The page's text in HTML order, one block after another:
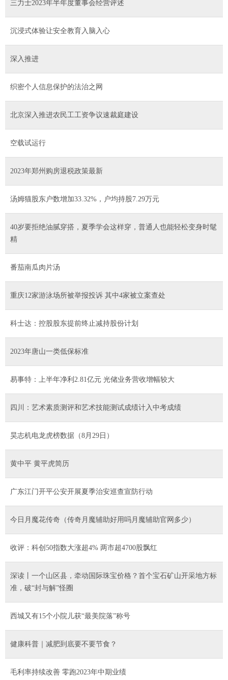
三力士2023年半年度董事会经营评述
沉浸式体验让安全教育入脑入心
深入推进
织密个人信息保护的法治之网
北京深入推进农民工工资争议速裁庭建设
空载试运行
2023年郑州购房退税政策最新
汤姆猫股东户数增加33.32%，户均持股7.29万元
40岁要拒绝油腻穿搭，夏季学会这样穿，普通人也能轻松变身时髦
精
番茄南瓜肉片汤
重庆12家游泳场所被举报投诉 其中4家被立案查处
科士达：控股股东提前终止减持股份计划
2023年唐山一类低保标准
易事特：上半年净利2.81亿元 光储业务营收增幅较大
四川：艺术素质测评和艺术技能测试成绩计入中考成绩
昊志机电龙虎榜数据（8月29日）
黄中平 黄平虎简历
广东江门开平公安开展夏季治安巡查宣防行动
今日月魔花传奇（传奇月魔辅助好用吗月魔辅助官网多少）
收评：科创50指数大涨超4% 两市超4700股飘红
深读丨一个山区县，牵动国际珠宝价格？首个宝石矿山开采地方标
准，破“封与解”怪圈
西城又有15个小院儿获“最美院落”称号
健康科普｜减肥到底要不要节食？
毛利率持续改善 零跑2023年中期业绩